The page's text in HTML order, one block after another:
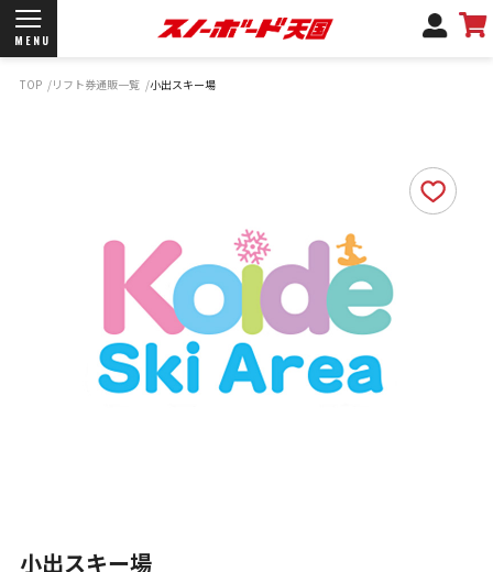
MENU
よくあるご質問
サポートデスク
弊社名義の郵便について
TOP リフト券通販一覧 小出スキー場
小出スキー場